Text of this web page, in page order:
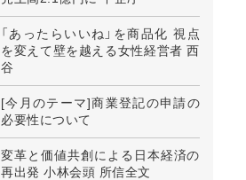
「あったらいいね」を商品化 視点
を変えて壁を越える女性経営者 西
谷
[今月のテーマ]商業登記の申請の
必要性について
変革と価値共創による日本経済の
再出発 小林会頭 所信全文